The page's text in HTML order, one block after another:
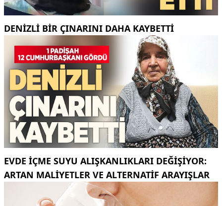
DENIZLI BIR ÇINARINI DAHA KAYBETTI
EVDE İÇME SUYU ALIŞKANLIKLARI DEĞIŞIYOR:
ARTAN MALIYETLER VE ALTERNATIF ARAYIŞLAR